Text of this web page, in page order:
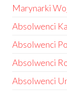
Marynarki
Absolwenci
Absolwenci
Absolwenci
Absolwenci